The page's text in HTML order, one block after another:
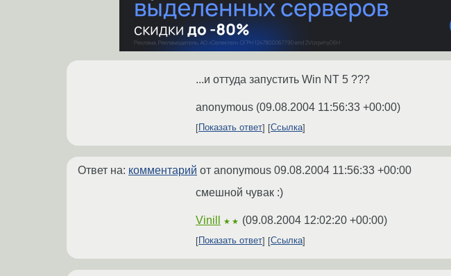
...и оттуда запустить Win NT 5 ???
anonymous (09.08.2004 11:56:33 +00:00)
Показать ответ Ссылка
Ответ на: комментарий от anonymous 09.08.2004 11:56:33 +00:00
смешной чувак :)
Vinill ★★ (09.08.2004 12:02:20 +00:00)
Показать ответ Ссылка